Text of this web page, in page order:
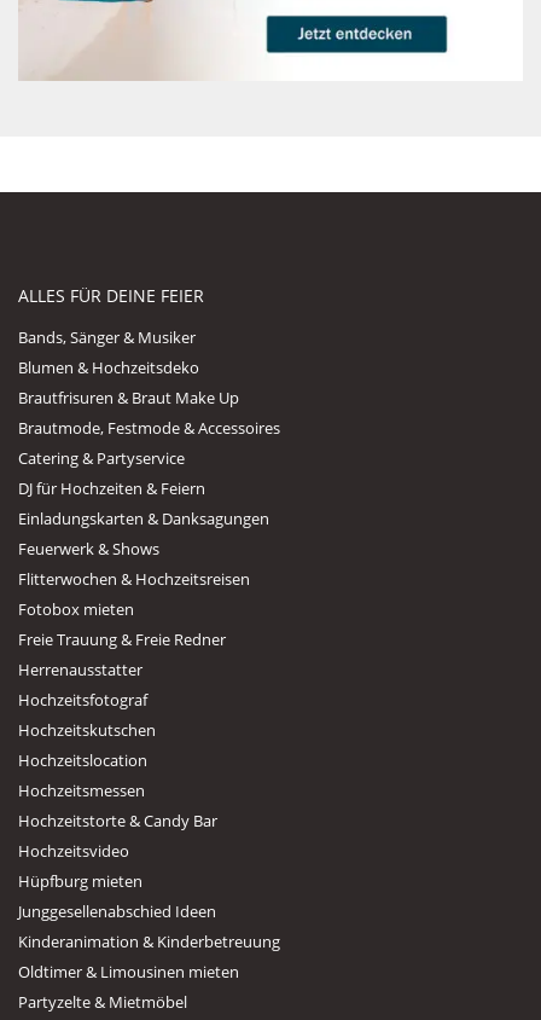
ALLES FÜR DEINE FEIER
Bands, Sänger & Musiker
Blumen & Hochzeitsdeko
Brautfrisuren & Braut Make Up
Brautmode, Festmode & Accessoires
Catering & Partyservice
DJ für Hochzeiten & Feiern
Einladungskarten & Danksagungen
Feuerwerk & Shows
Flitterwochen & Hochzeitsreisen
Fotobox mieten
Freie Trauung & Freie Redner
Herrenausstatter
Hochzeitsfotograf
Hochzeitskutschen
Hochzeitslocation
Hochzeitsmessen
Hochzeitstorte & Candy Bar
Hochzeitsvideo
Hüpfburg mieten
Junggesellenabschied Ideen
Kinderanimation & Kinderbetreuung
Oldtimer & Limousinen mieten
Partyzelte & Mietmöbel